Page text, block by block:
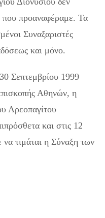
που προαναφέραμε. Τα
Συναξαριστές
και μόνο.
Σεπτεμβρίου 1999
Αθηνών, η
Αρεοπαγίτου
και στις 12
τιμάται η Σύναξη των